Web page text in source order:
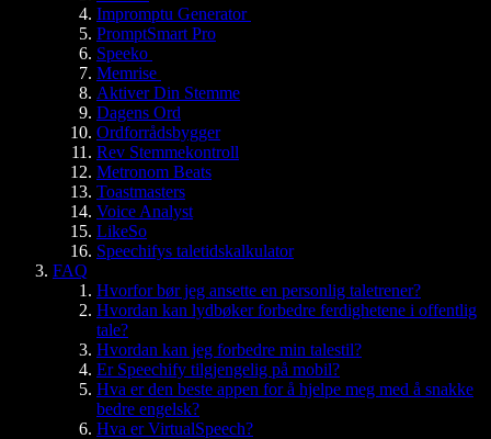
Impromptu Generator
PromptSmart Pro
Speeko
Memrise
Aktiver Din Stemme
Dagens Ord
Ordforrådsbygger
Rev Stemmekontroll
Metronom Beats
Toastmasters
Voice Analyst
LikeSo
Speechifys taletidskalkulator
FAQ
Hvorfor bør jeg ansette en personlig taletrener?
Hvordan kan lydbøker forbedre ferdighetene i offentlig
tale?
Hvordan kan jeg forbedre min talestil?
Er Speechify tilgjengelig på mobil?
Hva er den beste appen for å hjelpe meg med å snakke
bedre engelsk?
Hva er VirtualSpeech?